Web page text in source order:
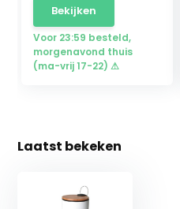
Bekijken
Voor 23:59 besteld,
morgenavond thuis
(ma-vrij 17-22) ⚠
Laatst bekeken